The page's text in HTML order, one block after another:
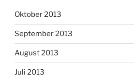
Oktober 2013
September 2013
August 2013
Juli 2013